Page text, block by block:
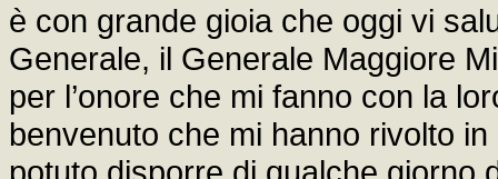
è con grande gioia che oggi vi
Generale, il Generale Maggiore
per l’onore che mi fanno con la
benvenuto che mi hanno rivolto
potuto disporre di qualche giorno